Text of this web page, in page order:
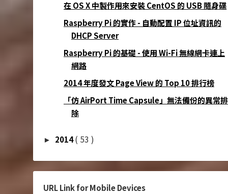
在 OS X 中製作用來安裝 CentOS 的 USB 隨身碟
Raspberry Pi 的實作 - 自動配置 IP 位址資訊的
DHCP Server
Raspberry Pi 的基礎 - 使用 Wi-Fi 無線網卡連上
網路
2014 年度發文 Page View 的 Top 10 排行榜
「仿 AirPort Time Capsule」無法備份的異常排
除
► 2014( 53 )
URL Link for Mobile Devices